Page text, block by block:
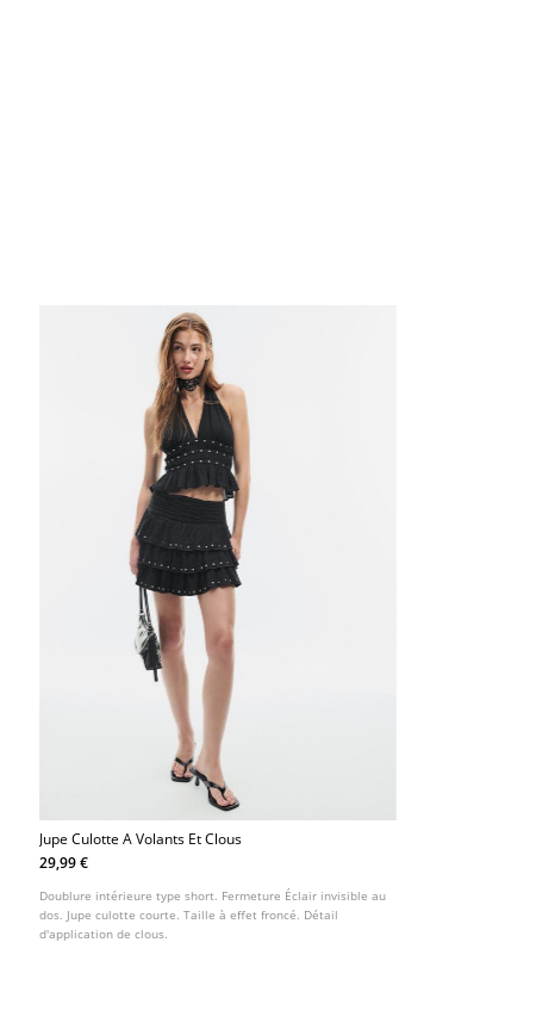
Jupe Culotte A Volants Et Clous
29,99 €
Doublure intérieure type short. Fermeture Éclair invisible au
dos. Jupe culotte courte. Taille à effet froncé. Détail
d'application de clous.